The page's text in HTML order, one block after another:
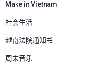
Make in Vietnam
社会生活
越南法院通知书
周末音乐